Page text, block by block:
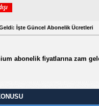
İşte Güncel Abonelik Ücretleri
abonelik fiyatlarına zam